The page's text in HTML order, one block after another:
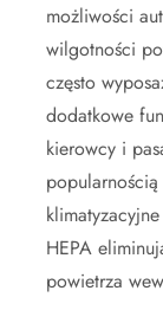
możliwości
wilgotności
często
dodatkowe
kierowcy i
HEPA
powietrza